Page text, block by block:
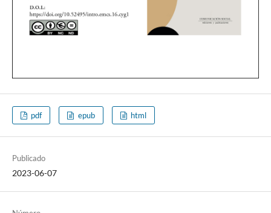
pdf epub html
Publicado
2023-06-07